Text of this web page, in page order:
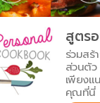
น่วยการตวง
ณหภูมิ
ำหนักวัตถุดิบ
สูตร
ร่วมสร้
ส่วนตัว
เพียงแ
คุณที่นี่